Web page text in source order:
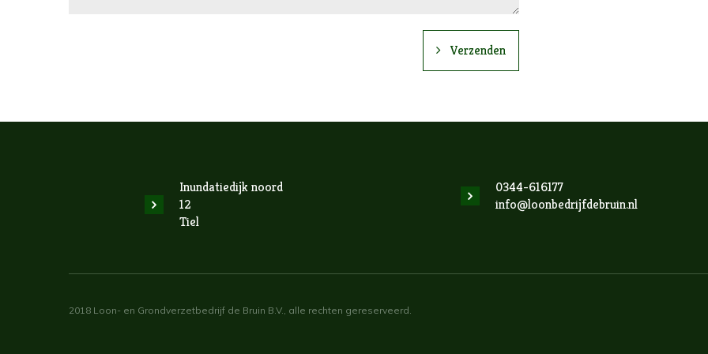
Verzenden
Inundatiedijk noord
12
Tiel
0344-616177
info@loonbedrijfdebruin.nl
2018 Loon- en Grondverzetbedrijf de Bruin B.V., alle rechten gereserveerd.